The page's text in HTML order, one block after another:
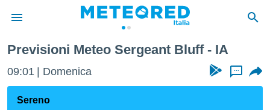
di
Previsioni Meteo Sergeant Bluff - IA
09:01 Domenica ...
Sereno